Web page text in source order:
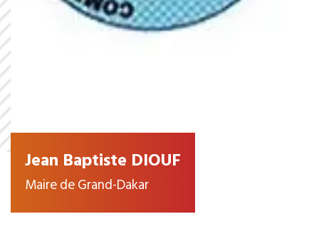
Jean Baptiste DIOUF
Maire de Grand-Dakar